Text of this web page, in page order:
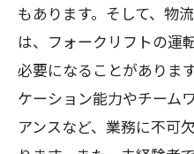
もあります。そして、物
は、フォークリフトの運
必要になることがありま
ケーション能力やチーム
アンスなど、業務に不可